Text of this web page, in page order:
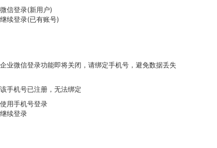
微信登录(新用户)
继续登录(已有账号)
企业微信登录功能即将关闭，请绑定手机号，避免数据丢失
该手机号已注册，无法绑定
使用手机号登录
继续登录